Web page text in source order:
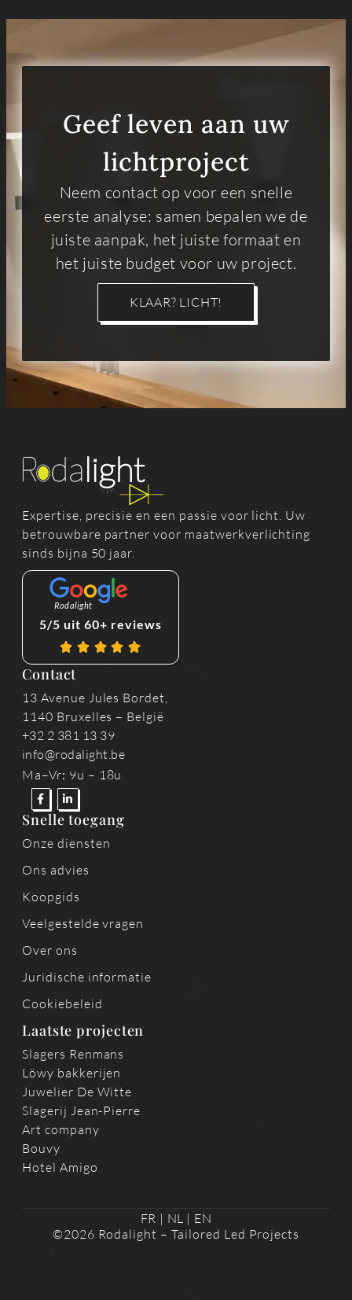
Geef leven aan uw
lichtproject
Neem contact op voor een snelle
eerste analyse: samen bepalen we de
juiste aanpak, het juiste formaat en
het juiste budget voor uw project.
KLAAR? LICHT!
Expertise, precisie en een passie voor licht. Uw
betrouwbare partner voor maatwerkverlichting
sinds bijna 50 jaar.
Rodalight
5/5 uit 60+ reviews
Contact
13 Avenue Jules Bordet,
1140 Bruxelles – België
+32 2 381 13 39
info@rodalight.be
Ma–Vr: 9u – 18u
Snelle toegang
Onze diensten
Ons advies
Koopgids
Veelgestelde vragen
Over ons
Juridische informatie
Cookiebeleid
Laatste projecten
Slagers Renmans
Löwy bakkerijen
Juwelier De Witte
Slagerij Jean-Pierre
Art company
Bouvy
Hotel Amigo
FR | NL | EN
©2026 Rodalight – Tailored Led Projects